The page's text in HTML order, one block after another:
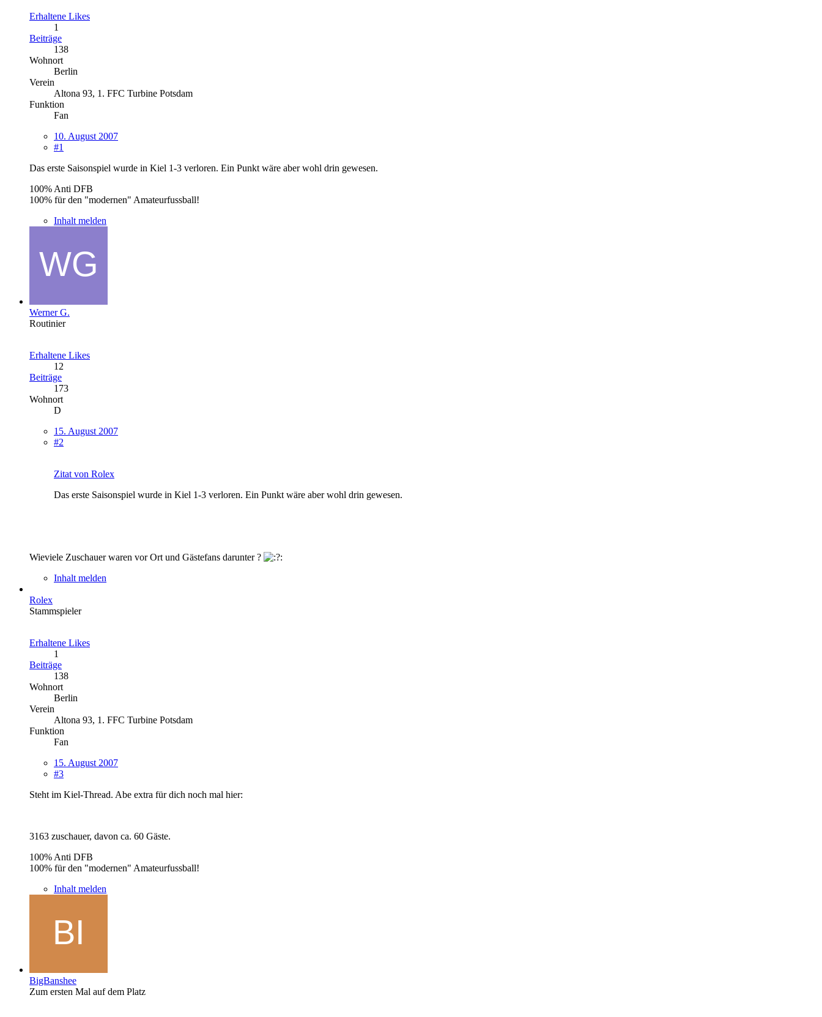
Erhaltene Likes
1
Beiträge
138
Wohnort
Berlin
Verein
Altona 93, 1. FFC Turbine Potsdam
Funktion
Fan
10. August 2007
#1
Das erste Saisonspiel wurde in Kiel 1-3 verloren. Ein Punkt wäre aber wohl drin gewesen.
100% Anti DFB
100% für den "modernen" Amateurfussball!
Inhalt melden
Werner G.
Routinier
Erhaltene Likes
12
Beiträge
173
Wohnort
D
15. August 2007
#2
Zitat von Rolex
Das erste Saisonspiel wurde in Kiel 1-3 verloren. Ein Punkt wäre aber wohl drin gewesen.
Wieviele Zuschauer waren vor Ort und Gästefans darunter ?
Inhalt melden
Rolex
Stammspieler
Erhaltene Likes
1
Beiträge
138
Wohnort
Berlin
Verein
Altona 93, 1. FFC Turbine Potsdam
Funktion
Fan
15. August 2007
#3
Steht im Kiel-Thread. Abe extra für dich noch mal hier:
3163 zuschauer, davon ca. 60 Gäste.
100% Anti DFB
100% für den "modernen" Amateurfussball!
Inhalt melden
BigBanshee
Zum ersten Mal auf dem Platz